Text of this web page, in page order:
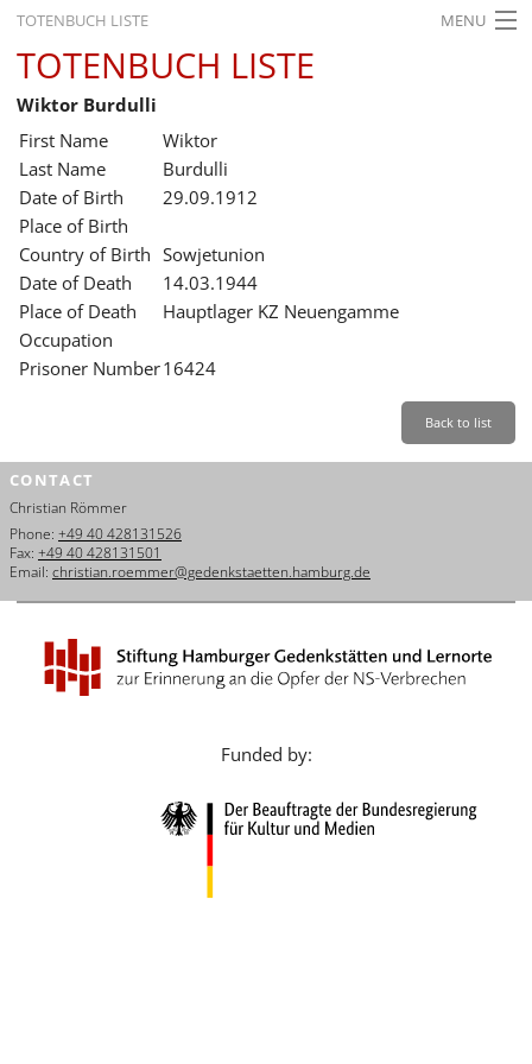
TOTENBUCH LISTE MENU
STARTSEITE
AUSSTELLUNGEN
GESCHICHTE
BILDUNG
FORSCHUNG
SERVICE
Leichte Sprache
Dansk
Español
Italiano
Nederlands
Português
TOTENBUCH LISTE
Wiktor Burdulli
First Name
Wiktor
Last Name
Burdulli
Date of Birth
29.09.1912
Place of Birth
Country of Birth Sowjetunion
Date of Death
14.03.1944
Place of Death
Hauptlager KZ Neuengamme
Occupation
Prisoner Number16424
Back to list
CONTACT
Christian Römmer
Phone: +49 40 428131526
Fax: +49 40 428131501
Email: christian.roemmer@gedenkstaetten.hamburg.de
Funded by: